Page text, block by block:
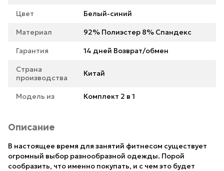
Цвет Белый-синий
Материал 92% Полиэстер 8% Спандекс
Гарантия 14 дней Возврат/обмен
Страна
производства
Китай
Модель из Комплект 2 в 1
Описание
В настоящее время для занятий фитнесом существует
огромный выбор разнообразной одежды. Порой
сообразить, что именно покупать, и с чем это будет